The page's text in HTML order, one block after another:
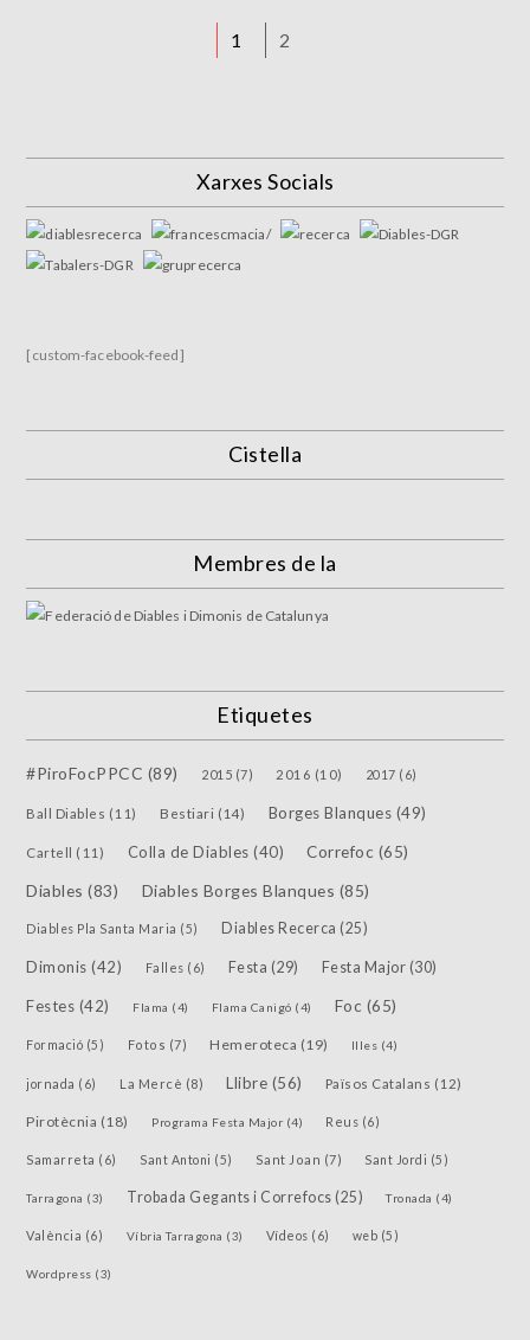
1 2
Xarxes Socials
[custom-facebook-feed]
Cistella
Membres de la
Etiquetes
#PiroFocPPCC (89) 2015 (7) 2016 (10) 2017 (6)
Ball Diables (11) Bestiari (14) Borges Blanques (49)
Cartell (11) Colla de Diables (40) Correfoc (65)
Diables (83) Diables Borges Blanques (85)
Diables Pla Santa Maria (5) Diables Recerca (25)
Dimonis (42) Falles (6) Festa (29) Festa Major (30)
Festes (42) Flama (4) Flama Canigó (4) Foc (65)
Formació (5) Fotos (7) Hemeroteca (19) Illes (4)
jornada (6) La Mercè (8) Llibre (56) Països Catalans (12)
Pirotècnia (18) Programa Festa Major (4) Reus (6)
Samarreta (6) Sant Antoni (5) Sant Joan (7) Sant Jordi (5)
Tarragona (3) Trobada Gegants i Correfocs (25) Tronada (4)
València (6) Víbria Tarragona (3) Vídeos (6) web (5)
Wordpress (3)